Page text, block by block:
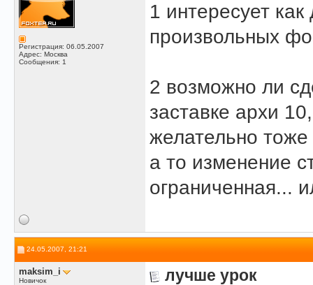
Регистрация: 06.05.2007
Адрес: Москва
Сообщения: 1
1 интересует
произвольных
2 возможно ли
заставке архи 10,
желательно
а то изменение
ограниченная...
24.05.2007, 21:21
maksim_i
Новичок лучше урок